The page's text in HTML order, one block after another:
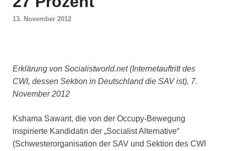
13. November 2012
Erklärung von Socialistworld.net (Internetauftritt des
CWI, dessen Sektion in Deutschland die SAV ist), 7.
November 2012
Kshama Sawant, die von der Occupy-Bewegung
inspirierte Kandidatin der „Socialist Alternative“
(Schwesterorganisation der SAV und Sektion des CWI